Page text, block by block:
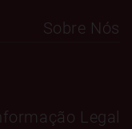
Sobre Nós
Legal